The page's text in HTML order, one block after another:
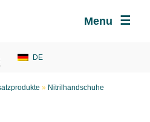
Menu
» Nitrilhandschuhe